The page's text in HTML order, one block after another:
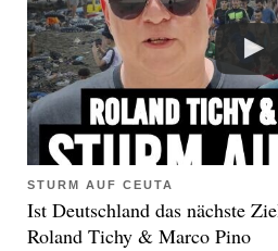
STURM AUF CEUTA
Ist Deutschland das nächste
Roland Tichy & Marco Pino